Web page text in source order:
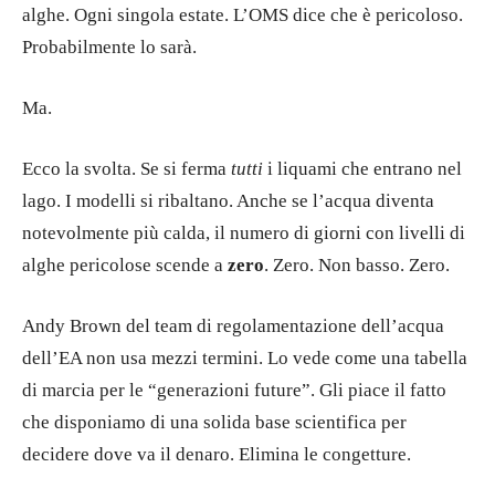
alghe. Ogni singola estate. L’OMS dice che è pericoloso.
Probabilmente lo sarà.
Ma.
Ecco la svolta. Se si ferma tutti i liquami che entrano nel
lago. I modelli si ribaltano. Anche se l’acqua diventa
notevolmente più calda, il numero di giorni con livelli di
alghe pericolose scende a zero. Zero. Non basso. Zero.
Andy Brown del team di regolamentazione dell’acqua
dell’EA non usa mezzi termini. Lo vede come una tabella
di marcia per le “generazioni future”. Gli piace il fatto
che disponiamo di una solida base scientifica per
decidere dove va il denaro. Elimina le congetture.